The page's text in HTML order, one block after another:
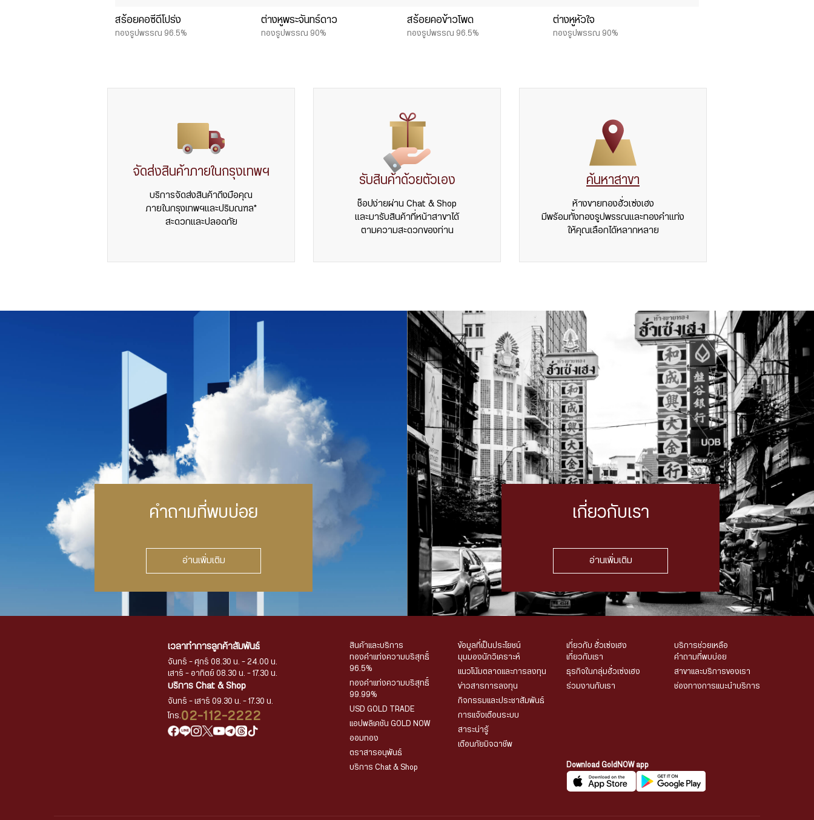
สร้อยคอซีดีโปร่ง
ทองรูปพรรณ 96.5%
ต่างหูพระจันทร์ดาว
ทองรูปพรรณ 90%
สร้อยคอข้าวโพด
ทองรูปพรรณ 96.5%
ต่างหูหัวใจ
ทองรูปพรรณ 90%
จัดส่งสินค้าภายในกรุงเทพฯ
บริการจัดส่งสินค้าถึงมือคุณ
ภายในกรุงเทพฯและปริมณฑล*
สะดวกและปลอดภัย
รับสินค้าด้วยตัวเอง
ช็อปง่ายผ่าน Chat & Shop
และมารับสินค้าที่หน้าสาขาได้
ตามความสะดวกของท่าน
ค้นหาสาขา
ห้างขายทองฮั่วเซ่งเฮง
มีพร้อมทั้งทองรูปพรรณและทองคำแท่ง
ให้คุณเลือกได้หลากหลาย
คำถามที่พบบ่อย
อ่านเพิ่มเติม
เกี่ยวกับเรา
อ่านเพิ่มเติม
เวลาทำการลูกค้าสัมพันธ์
จันทร์ - ศุกร์ 08.30 น. - 24.00 น.
เสาร์ - อาทิตย์ 08.30 น. - 17.30 น.
บริการ Chat & Shop
จันทร์ - เสาร์ 09.30 น. - 17.30 น.
โทร.02-112-2222
สินค้าและบริการ
ทองคำแท่งความบริสุทธิ์
96.5%
ทองคำแท่งความบริสุทธิ์
99.99%
USD GOLD TRADE
แอปพลิเคชัน GOLD NOW
ออมทอง
ตราสารอนุพันธ์
บริการ Chat & Shop
ข้อมูลที่เป็นประโยชน์
มุมมองนักวิเคราะห์
แนวโน้มตลาดและการลงทุน
ข่าวสารการลงทุน
กิจกรรมและประชาสัมพันธ์
การแจ้งเตือนระบบ
สาระน่ารู้
เตือนภัยมิจฉาชีพ
เกี่ยวกับ ฮั่วเซ่งเฮง
เกี่ยวกับเรา
ธุรกิจในกลุ่มฮั่วเซ่งเฮง
ร่วมงานกับเรา
บริการช่วยเหลือ
คำถามที่พบบ่อย
สาขาและบริการของเรา
ช่องทางการแนะนำบริการ
Download GoldNOW app